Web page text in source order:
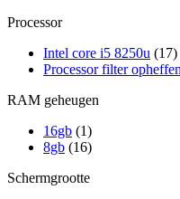
Processor
Intel core i5 8250u (17)
Processor filter opheffen
RAM geheugen
16gb (1)
8gb (16)
Schermgrootte